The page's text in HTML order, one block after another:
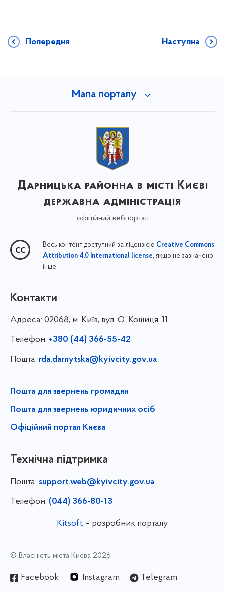
Попередня Наступна
Мапа порталу
Дарницька районна в місті Києві
державна адміністрація
офіційний вебпортал
Весь контент доступний за ліцензією Creative Commons
Attribution 4.0 International license, якщо не зазначено
інше
Контакти
Адреса: 02068, м. Київ, вул. О. Кошиця, 11
Телефон: +380 (44) 366-55-42
Пошта: rda.darnytska@kyivcity.gov.ua
Пошта для звернень громадян
Пошта для звернень юридичних осіб
Офіційний портал Києва
Технічна підтримка
Пошта: support.web@kyivcity.gov.ua
Телефон: (044) 366-80-13
Kitsoft – розробник порталу
© Власність міста Києва 2026
Facebook Instagram Telegram